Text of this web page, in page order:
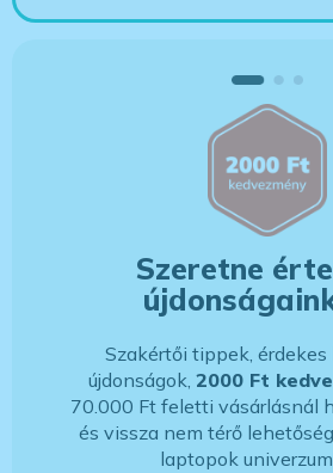
Szeretne
Szakértői tippek, érdekes
újdonságok, 2000 Ft
70.000 Ft feletti vásárlásnál
és vissza nem térő
laptopok